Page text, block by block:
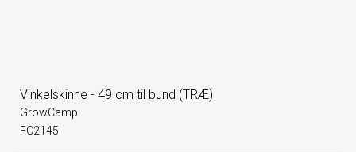
Vinkelskinne - 49 cm til bund (TRÆ)
GrowCamp
FC2145